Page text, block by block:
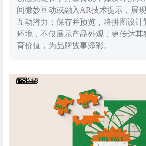
间微妙互动或融入AR技术提示，展
互动潜力；保存并预览，将拼图设计
环境，不仅展示产品外观，更传达其
育价值，为品牌故事添彩。